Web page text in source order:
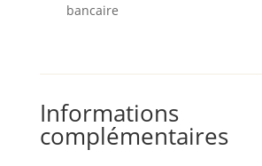
16x231
WH
bancaire
Informations
complémentaires